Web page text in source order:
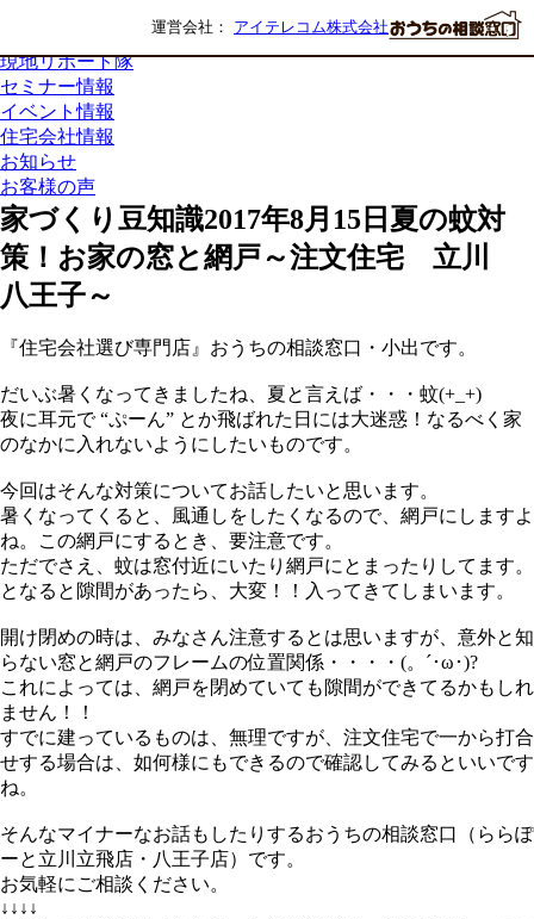
運営会社： アイテレコム株式会社
現地リポート隊
セミナー情報
イベント情報
住宅会社情報
お知らせ
お客様の声
家づくり豆知識2017年8月15日 夏の蚊対
策！お家の窓と網戸～注文住宅 立川
八王子～
『住宅会社選び専門店』おうちの相談窓口・小出です。
だいぶ暑くなってきましたね、夏と言えば・・・蚊(+_+)
夜に耳元で “ぷーん” とか飛ばれた日には大迷惑！なるべく家
のなかに入れないようにしたいものです。
今回はそんな対策についてお話したいと思います。
暑くなってくると、風通しをしたくなるので、網戸にしますよ
ね。この網戸にするとき、要注意です。
ただでさえ、蚊は窓付近にいたり網戸にとまったりしてます。
となると隙間があったら、大変！！入ってきてしまいます。
開け閉めの時は、みなさん注意するとは思いますが、意外と知
らない窓と網戸のフレームの位置関係・・・・(。´･ω･)?
これによっては、網戸を閉めていても隙間ができてるかもしれ
ません！！
すでに建っているものは、無理ですが、注文住宅で一から打合
せする場合は、如何様にもできるので確認してみるといいです
ね。
そんなマイナーなお話もしたりするおうちの相談窓口（ららぽ
ーと立川立飛店・八王子店）です。
お気軽にご相談ください。
↓↓↓↓